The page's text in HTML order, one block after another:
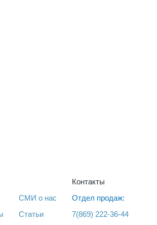
СМИ о нас
Статьи
Контакты
Отдел продаж:
7(869) 222-36-44